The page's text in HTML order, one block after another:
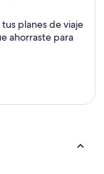
tus planes de viaje
ahorraste para